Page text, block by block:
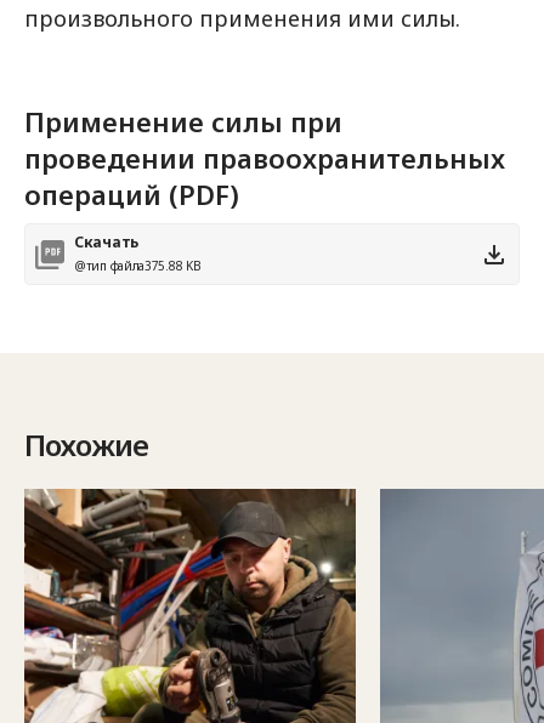
произвольного применения ими силы.
Применение силы при
проведении правоохранительных
операций (PDF)
Скачать
@тип файла375.88 KB
Похожие